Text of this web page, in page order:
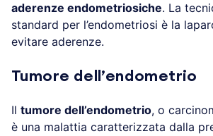
aderenze endometriosiche. La
standard per l’endometriosi è la
evitare aderenze.
Tumore dell’endometrio
Il tumore dell’endometrio, o
è una malattia caratterizzata dalla